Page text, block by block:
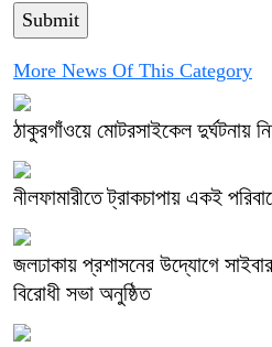
More News Of This Category
ঠাকুরগাঁওয়ে মোটরসাইকেল দুর্ঘটনায়
নীলফামারীতে ট্রাকচাপায় একই
জলঢাকায় প্রশাসনের উদ্যোগে
বিরোধী সভা অনুষ্ঠিত